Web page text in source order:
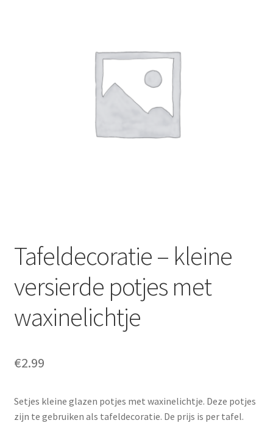
Tafeldecoratie – kleine
versierde potjes met
waxinelichtje
€2.99
Setjes kleine glazen potjes met waxinelichtje. Deze potjes
zijn te gebruiken als tafeldecoratie. De prijs is per tafel.